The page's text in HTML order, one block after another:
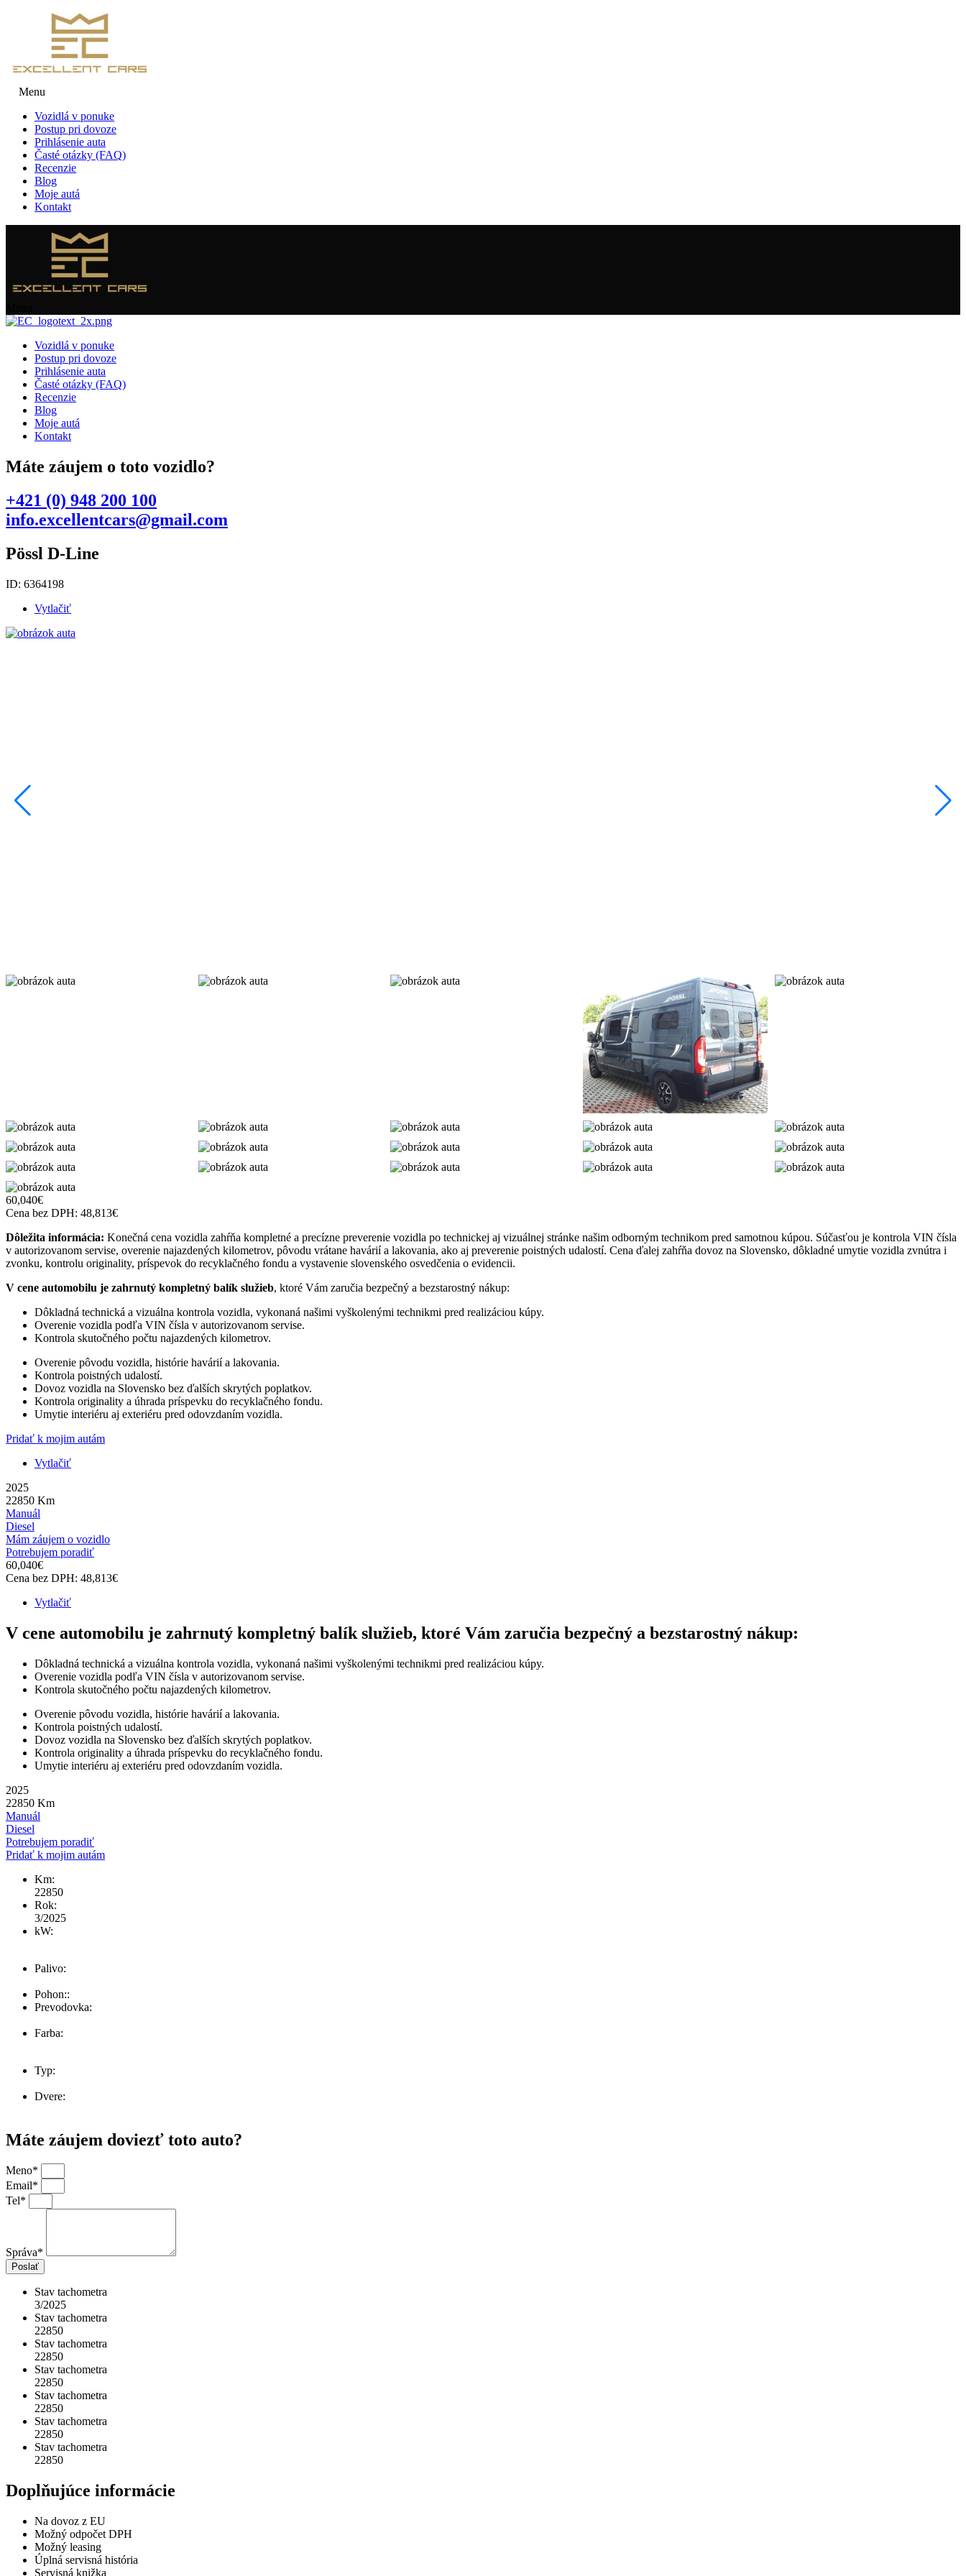
Menu
Vozidlá v ponuke
Postup pri dovoze
Prihlásenie auta
Časté otázky (FAQ)
Recenzie
Blog
Moje autá
Kontakt
Vozidlá v ponuke
Postup pri dovoze
Prihlásenie auta
Časté otázky (FAQ)
Recenzie
Blog
Moje autá
Kontakt
Máte záujem o toto vozidlo?
+421 (0) 948 200 100
info.excellentcars@gmail.com
Pössl D-Line
ID: 6364198
Vytlačiť
60,040€
Cena bez DPH: 48,813€
Dôležita informácia: Konečná cena vozidla zahŕňa kompletné a precízne preverenie vozidla po technickej aj vizuálnej stránke našim odborným technikom pred samotnou kúpou. Súčasťou je kontrola VIN čísla
v autorizovanom servise, overenie najazdených kilometrov, pôvodu vrátane havárií a lakovania, ako aj preverenie poistných udalostí. Cena ďalej zahŕňa dovoz na Slovensko, dôkladné umytie vozidla zvnútra i
zvonku, kontrolu originality, príspevok do recyklačného fondu a vystavenie slovenského osvedčenia o evidencii.
V cene automobilu je zahrnutý kompletný balík služieb, ktoré Vám zaručia bezpečný a bezstarostný nákup:
Dôkladná technická a vizuálna kontrola vozidla, vykonaná našimi vyškolenými technikmi pred realizáciou kúpy.
Overenie vozidla podľa VIN čísla v autorizovanom servise.
Kontrola skutočného počtu najazdených kilometrov.
Overenie pôvodu vozidla, histórie havárií a lakovania.
Kontrola poistných udalostí.
Dovoz vozidla na Slovensko bez ďalších skrytých poplatkov.
Kontrola originality a úhrada príspevku do recyklačného fondu.
Umytie interiéru aj exteriéru pred odovzdaním vozidla.
Pridať k mojim autám
Vytlačiť
2025
22850 Km
Manuál
Diesel
Mám záujem o vozidlo
Potrebujem poradiť
60,040€
Cena bez DPH: 48,813€
Vytlačiť
V cene automobilu je zahrnutý kompletný balík služieb, ktoré Vám zaručia bezpečný a bezstarostný nákup:
Dôkladná technická a vizuálna kontrola vozidla, vykonaná našimi vyškolenými technikmi pred realizáciou kúpy.
Overenie vozidla podľa VIN čísla v autorizovanom servise.
Kontrola skutočného počtu najazdených kilometrov.
Overenie pôvodu vozidla, histórie havárií a lakovania.
Kontrola poistných udalostí.
Dovoz vozidla na Slovensko bez ďalších skrytých poplatkov.
Kontrola originality a úhrada príspevku do recyklačného fondu.
Umytie interiéru aj exteriéru pred odovzdaním vozidla.
2025
22850 Km
Manuál
Diesel
Potrebujem poradiť
Pridať k mojim autám
Km:
22850
Rok:
3/2025
kW:
Palivo:
Pohon::
Prevodovka:
Farba:
Typ:
Dvere:
Máte záujem doviezť toto auto?
Meno*
Email*
Tel*
Správa*
Poslať
Stav tachometra
3/2025
Stav tachometra
22850
Stav tachometra
22850
Stav tachometra
22850
Stav tachometra
22850
Stav tachometra
22850
Stav tachometra
22850
Doplňujúce informácie
Na dovoz z EU
Možný odpočet DPH
Možný leasing
Úplná servisná história
Servisná knižka